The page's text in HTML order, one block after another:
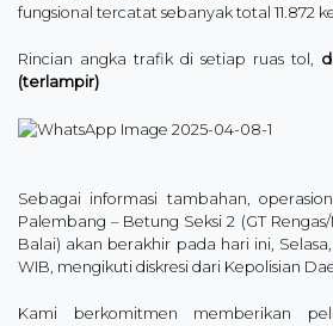
fungsional tercatat sebanyak total 11.872
Rincian angka trafik di setiap ruas tol,
(terlampir)
Sebagai informasi tambahan,
Palembang – Betung Seksi 2 (GT
Balai) akan berakhir pada hari ini,
WIB, mengikuti diskresi dari Kepolisian
Kami berkomitmen memberikan